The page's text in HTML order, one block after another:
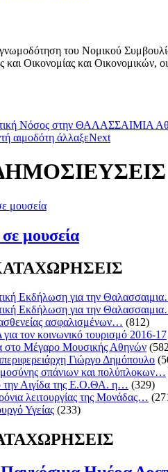
του Νομικού
και Οικονομίας και Οικονομικών,
Νόσος στην ΘΑΛΑΣΣΑΙΜΙΑ
αιμοδότη άλλαξεNext
μουσεία
Εκδήλωση για την
Εκδήλωση για την
ασφαλισμένων… (812)
τον κοινωνικό τουρισμό 2016-17
στο Μέγαρο Μουσικής Αθηνών
Γιώργο Δημόπουλο
σπάνιων και πολύπλοκων…
Αιγίδα της Ε.Ο.ΘΑ. η… (329)
λειτουργίας της Μονάδας…
Υγείας (233)